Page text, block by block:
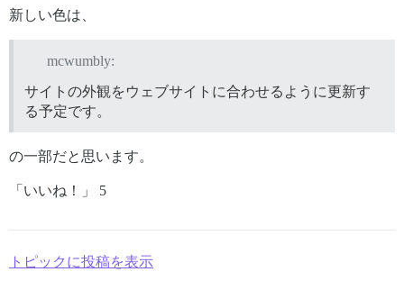
新しい色は、
mcwumbly:
サイトの外観をウェブサイトに合わせるように更新す
る予定です。
の一部だと思います。
「いいね！」 5
トピックに投稿を表示